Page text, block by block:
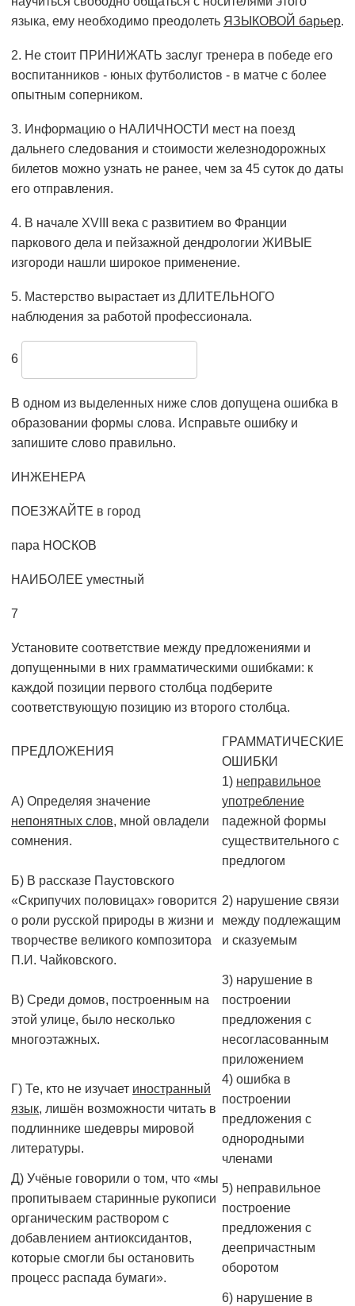
языка, ему необходимо преодолеть ЯЗЫКОВОЙ барьер.
2. Не стоит ПРИНИЖАТЬ заслуг тренера в победе его
воспитанников - юных футболистов - в матче с более
опытным соперником.
3. Информацию о НАЛИЧНОСТИ мест на поезд
дальнего следования и стоимости железнодорожных
билетов можно узнать не ранее, чем за 45 суток до даты
его отправления.
4. В начале XVIII века с развитием во Франции
паркового дела и пейзажной дендрологии ЖИВЫЕ
изгороди нашли широкое применение.
5. Мастерство вырастает из ДЛИТЕЛЬНОГО
наблюдения за работой профессионала.
6
В одном из выделенных ниже слов допущена ошибка в
образовании формы слова. Исправьте ошибку и
запишите слово правильно.
ИНЖЕНЕРА
ПОЕЗЖАЙТЕ в город
пара НОСКОВ
НАИБОЛЕЕ уместный
7
Установите соответствие между предложениями и
допущенными в них грамматическими ошибками: к
каждой позиции первого столбца подберите
соответствующую позицию из второго столбца.
ПРЕДЛОЖЕНИЯ
ГРАММАТИЧЕСКИЕ
ОШИБКИ
А) Определяя значение
непонятных слов, мной овладели
сомнения.
1) неправильное
употребление
падежной формы
существительного с
предлогом
Б) В рассказе Паустовского
«Скрипучих половицах» говорится
о роли русской природы в жизни и
творчестве великого композитора
П.И. Чайковского.
2) нарушение связи
между подлежащим
и сказуемым
В) Среди домов, построенным на
этой улице, было несколько
многоэтажных.
3) нарушение в
построении
предложения с
несогласованным
приложением
Г) Те, кто не изучает иностранный
язык, лишён возможности читать в
подлиннике шедевры мировой
литературы.
4) ошибка в
построении
предложения с
однородными
членами
Д) Учёные говорили о том, что «мы
пропитываем старинные рукописи
органическим раствором с
добавлением антиоксидантов,
которые смогли бы остановить
процесс распада бумаги».
5) неправильное
построение
предложения с
деепричастным
оборотом
6) нарушение в